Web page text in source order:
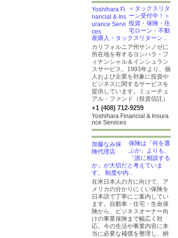
＜タックスリタ
ーン受付中！＞
投資・保険・住
宅ローン・不動
産購入・タックスリターン...
カリフォルニア州サンノゼに
所在地を有するヨシハラ・フ
ィナンシャル＆インシュラン
スサービス。1993年より、個
人および企業を対象に投資や
ビジネスに関するサービスを
提供しています。ミューチュ
アル・ファンド（投資信託）
+1 (408) 712-9259
Yoshihara Financial & Insura
nce Services
保険は「何を選
ぶか」よりも、
「誰に相談する
か」が大切だと考えていま
す。 制度や内...
在米日本人の方に向けて、ア
メリカの分かりにくい保険を
日本語で丁寧にご案内してい
ます。自動車・住宅・生命保
険から、ビジネスオーナー向
けの事業保険まで幅広く対
応。今の生活や事業内容に本
当に必要な補償を整理し、納